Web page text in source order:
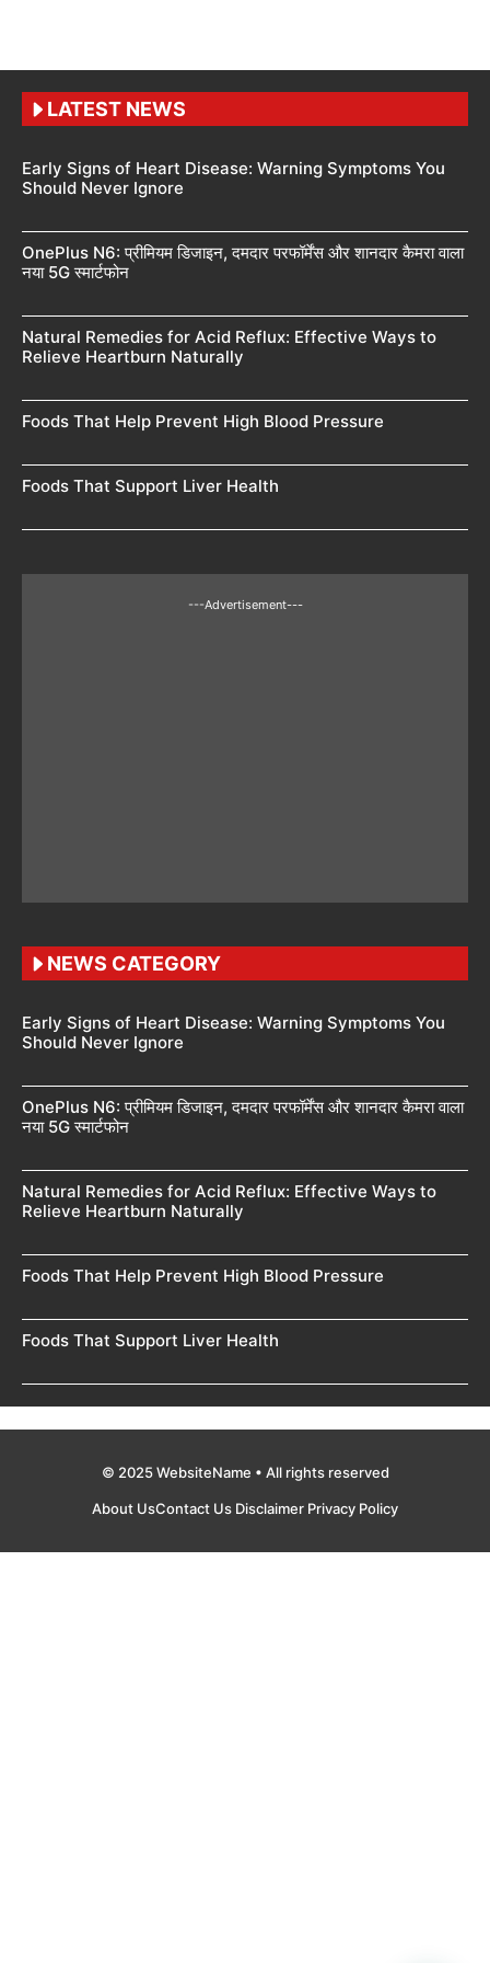
LATEST NEWS
Early Signs of Heart Disease: Warning Symptoms You
Should Never Ignore
OnePlus N6: प्रीमियम डिजाइन, दमदार परफॉर्मेंस और शानदार कैमरा वाला
नया 5G स्मार्टफोन
Natural Remedies for Acid Reflux: Effective Ways to
Relieve Heartburn Naturally
Foods That Help Prevent High Blood Pressure
Foods That Support Liver Health
---Advertisement---
NEWS CATEGORY
Early Signs of Heart Disease: Warning Symptoms You
Should Never Ignore
OnePlus N6: प्रीमियम डिजाइन, दमदार परफॉर्मेंस और शानदार कैमरा वाला
नया 5G स्मार्टफोन
Natural Remedies for Acid Reflux: Effective Ways to
Relieve Heartburn Naturally
Foods That Help Prevent High Blood Pressure
Foods That Support Liver Health
© 2025 WebsiteName • All rights reserved
About UsContact Us Disclaimer Privacy Policy